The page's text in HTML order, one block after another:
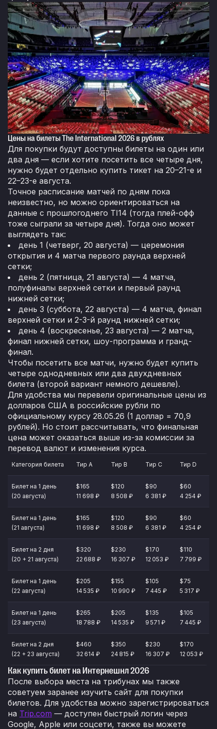
Цены на билеты The International 2026 в рублях
Для покупки будут доступны билеты на один или
два дня — если хотите посетить все четыре дня,
нужно будет отдельно купить тикет на 20–21-е и
22–23-е августа.
Точное расписание матчей по дням пока
неизвестно, но можно ориентироваться на
данные с прошлогоднего TI14 (тогда плей-офф
тоже сыграли за четыре дня). Тогда оно может
выглядеть так:
день 1 (четверг, 20 августа) — церемония
открытия и 4 матча первого раунда верхней
сетки;
день 2 (пятница, 21 августа) — 4 матча,
полуфиналы верхней сетки и первый раунд
нижней сетки;
день 3 (суббота, 22 августа) — 4 матча, финал
верхней сетки и 2-3-й раунд нижней сетки;
день 4 (воскресенье, 23 августа) — 2 матча,
финал нижней сетки, шоу-программа и гранд-
финал.
Чтобы посетить все матчи, нужно будет купить
четыре однодневных или два двухдневных
билета (второй вариант немного дешевле).
Для удобства мы перевели оригинальные цены из
долларов США в российские рубли по
официальному курсу 28.05.26 (1 доллар = 70,9
рублей). Но стоит рассчитывать, что финальная
цена может оказаться выше из-за комиссии за
перевод валют и изменения курса.
Категория билета Тир A Тир B Тир C Тир D
Билет на 1 день
(20 августа)
$165
11 698 ₽
$120
8 508 ₽
$90
6 381 ₽
$60
4 254 ₽
Билет на 1 день
(21 августа)
$165
11 698 ₽
$120
8 508 ₽
$90
6 381 ₽
$60
4 254 ₽
Билет на 2 дня
(20 + 21 августа)
$320
22 688 ₽
$230
16 307 ₽
$170
12 053 ₽
$110
7 799 ₽
Билет на 1 день
(22 августа)
$205
14 535 ₽
$155
10 990 ₽
$105
7 445 ₽
$75
5 317 ₽
Билет на 1 день
(23 августа)
$265
18 788 ₽
$205
14 535 ₽
$135
9 571 ₽
$105
7 445 ₽
Билет на 2 дня
(22 + 23 августа)
$460
32 614 ₽
$350
24 815 ₽
$230
16 307 ₽
$170
12 053 ₽
Как купить билет на Интернешнл 2026
После выбора места на трибунах мы также
советуем заранее изучить сайт для покупки
билетов. Для удобства можно зарегистрироваться
на Trip.com — доступен быстрый логин через
Google, Apple или соцсети, также вы можете